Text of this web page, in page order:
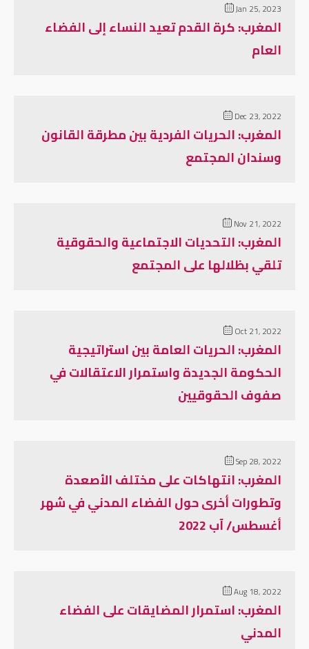
Jan 25, 2023
المغرب: كرة القدم تعيد النساء إلى الفضاء
العام
Dec 23, 2022
المغرب: الحريات الفردية بين مطرقة القانون
وسندان المجتمع
Nov 21, 2022
المغرب: التحديات الاجتماعية والحقوقية
تلقي بظلالها على المجتمع
Oct 21, 2022
المغرب: الحريات العامة بين استراتيجية
الحكومة الجديدة واستمرار الاعتقالات في
صفوف الحقوقيين
Sep 28, 2022
المغرب: انتهاكات على مختلف الأصعدة
وتطورات أخرى حول الفضاء المدني في شهر
أغسطس/ آب 2022
Aug 18, 2022
المغرب: استمرار المضايقات على الفضاء
المدني